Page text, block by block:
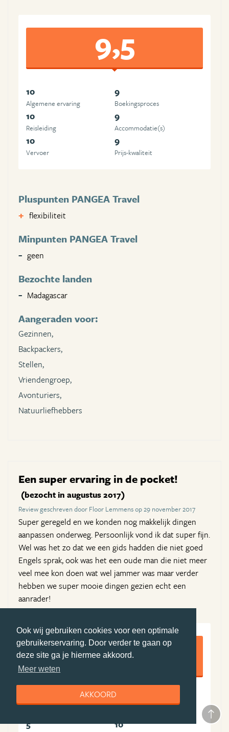
Ook wij gebruiken cookies voor een optimale
gebruikerservaring. Door verder te gaan op
deze site ga je hiermee akkoord.
Meer weten
AKKOORD
9,5
10
Algemene ervaring
9
Boekingsproces
10
Reisleiding
9
Accommodatie(s)
10
Vervoer
9
Prijs-kwaliteit
Pluspunten PANGEA Travel
flexibiliteit
Minpunten PANGEA Travel
geen
Bezochte landen
Madagascar
Aangeraden voor:
Gezinnen,
Backpackers,
Stellen,
Vriendengroep,
Avonturiers,
Natuurliefhebbers
Een super ervaring in de pocket!
(bezocht in augustus 2017)
Review geschreven door Floor Lemmens op 29 november 2017
Super geregeld en we konden nog makkelijk dingen
aanpassen onderweg. Persoonlijk vond ik dat super fijn.
Wel was het zo dat we een gids hadden die niet goed
Engels sprak, ook was het een oude man die niet meer
veel mee kon doen wat wel jammer was maar verder
hebben we super mooie dingen gezien echt een
aanrader!
7,8
nvt
5 10